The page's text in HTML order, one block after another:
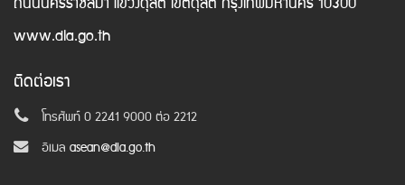
www.dla.go.th
ติดต่อเรา
โทรศัพท์ 0 2241 9000 ต่อ 2212
อีเมล asean@dla.go.th